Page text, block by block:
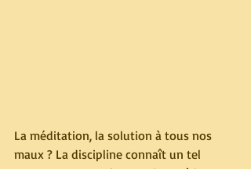
La méditation, la solution à tous nos
maux ? La discipline connaît un tel